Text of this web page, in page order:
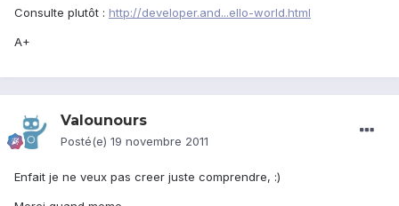
Consulte plutôt : http://developer.and...ello-world.html
A+
Valounours
Posté(e) 19 novembre 2011
Enfait je ne veux pas creer juste comprendre, :)